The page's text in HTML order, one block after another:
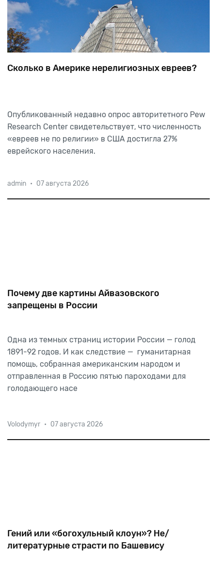
Сколько в Америке нерелигиозных евреев?
Опубликованный недавно опрос авторитетного Pew
Research Center свидетельствует, что численность
«евреев не по религии» в США достигла 27%
еврейского населения.
admin • 07 августа 2026
Почему две картины Айвазовского
запрещены в России
Одна из темных страниц истории России — голод
1891-92 годов. И как следствие — гуманитарная
помощь, собранная американским народом и
отправленная в Россию пятью пароходами для
голодающего насе
Volodymyr • 07 августа 2026
Гений или «богохульный клоун»? Не/
литературные страсти по Башевису